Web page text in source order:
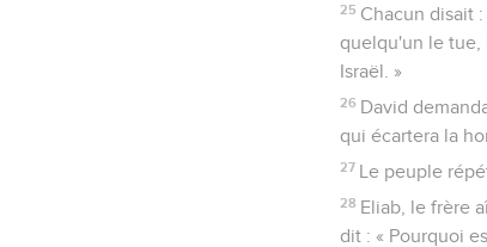
25 Chacun disait
quelqu'un le tue,
Israël. »
26 David
qui écartera la
27 Le peuple
28 Eliab, le frère
dit : « Pourquoi